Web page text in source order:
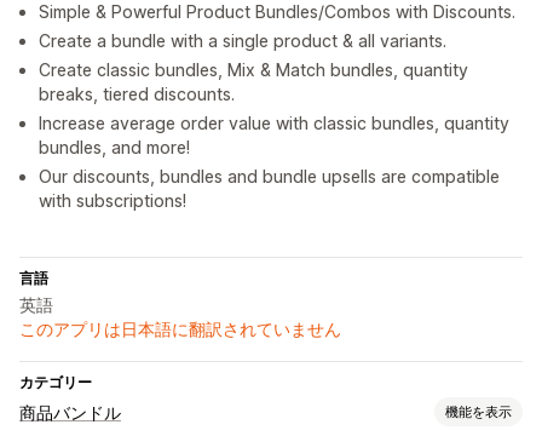
Simple & Powerful Product Bundles/Combos with Discounts.
Create a bundle with a single product & all variants.
Create classic bundles, Mix & Match bundles, quantity
breaks, tiered discounts.
Increase average order value with classic bundles, quantity
bundles, and more!
Our discounts, bundles and bundle upsells are compatible
with subscriptions!
言語
英語
このアプリは日本語に翻訳されていません
カテゴリー
商品バンドル 機能を表示